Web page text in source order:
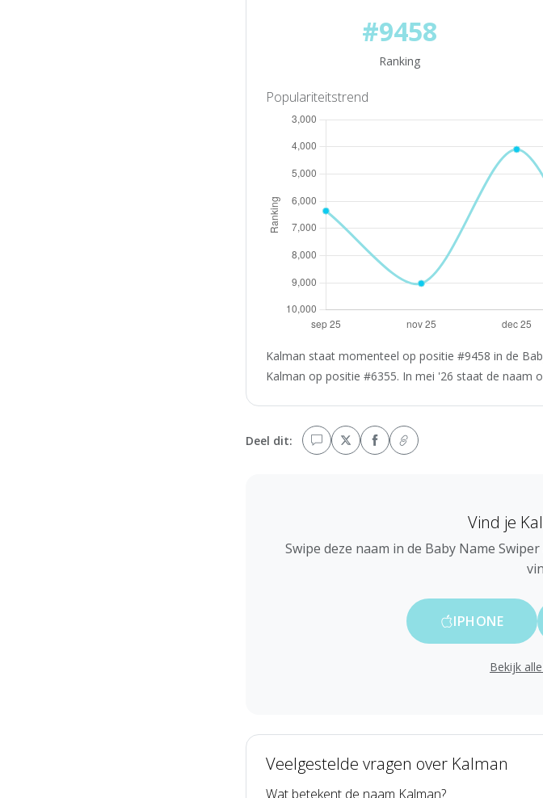
#9458
Ranking
Populariteitstrend
Kalman staat momenteel op positie #9458 in de
Kalman op positie #6355. In mei '26 staat de naam
Deel dit:
Vind je
Swipe deze naam in de Baby Name
IPHONE
Bekijk
Veelgestelde vragen over Kalman
Wat betekent de naam Kalman?